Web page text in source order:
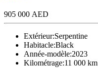
905 000 AED
Extérieur:Serpentine
Habitacle:Black
Année-modèle:2023
Kilométrage:11 000 km